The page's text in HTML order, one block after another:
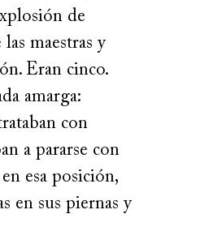
de
maestras y
Eran cinco.
amarga:
con
a pararse con
esa posición,
en sus piernas y